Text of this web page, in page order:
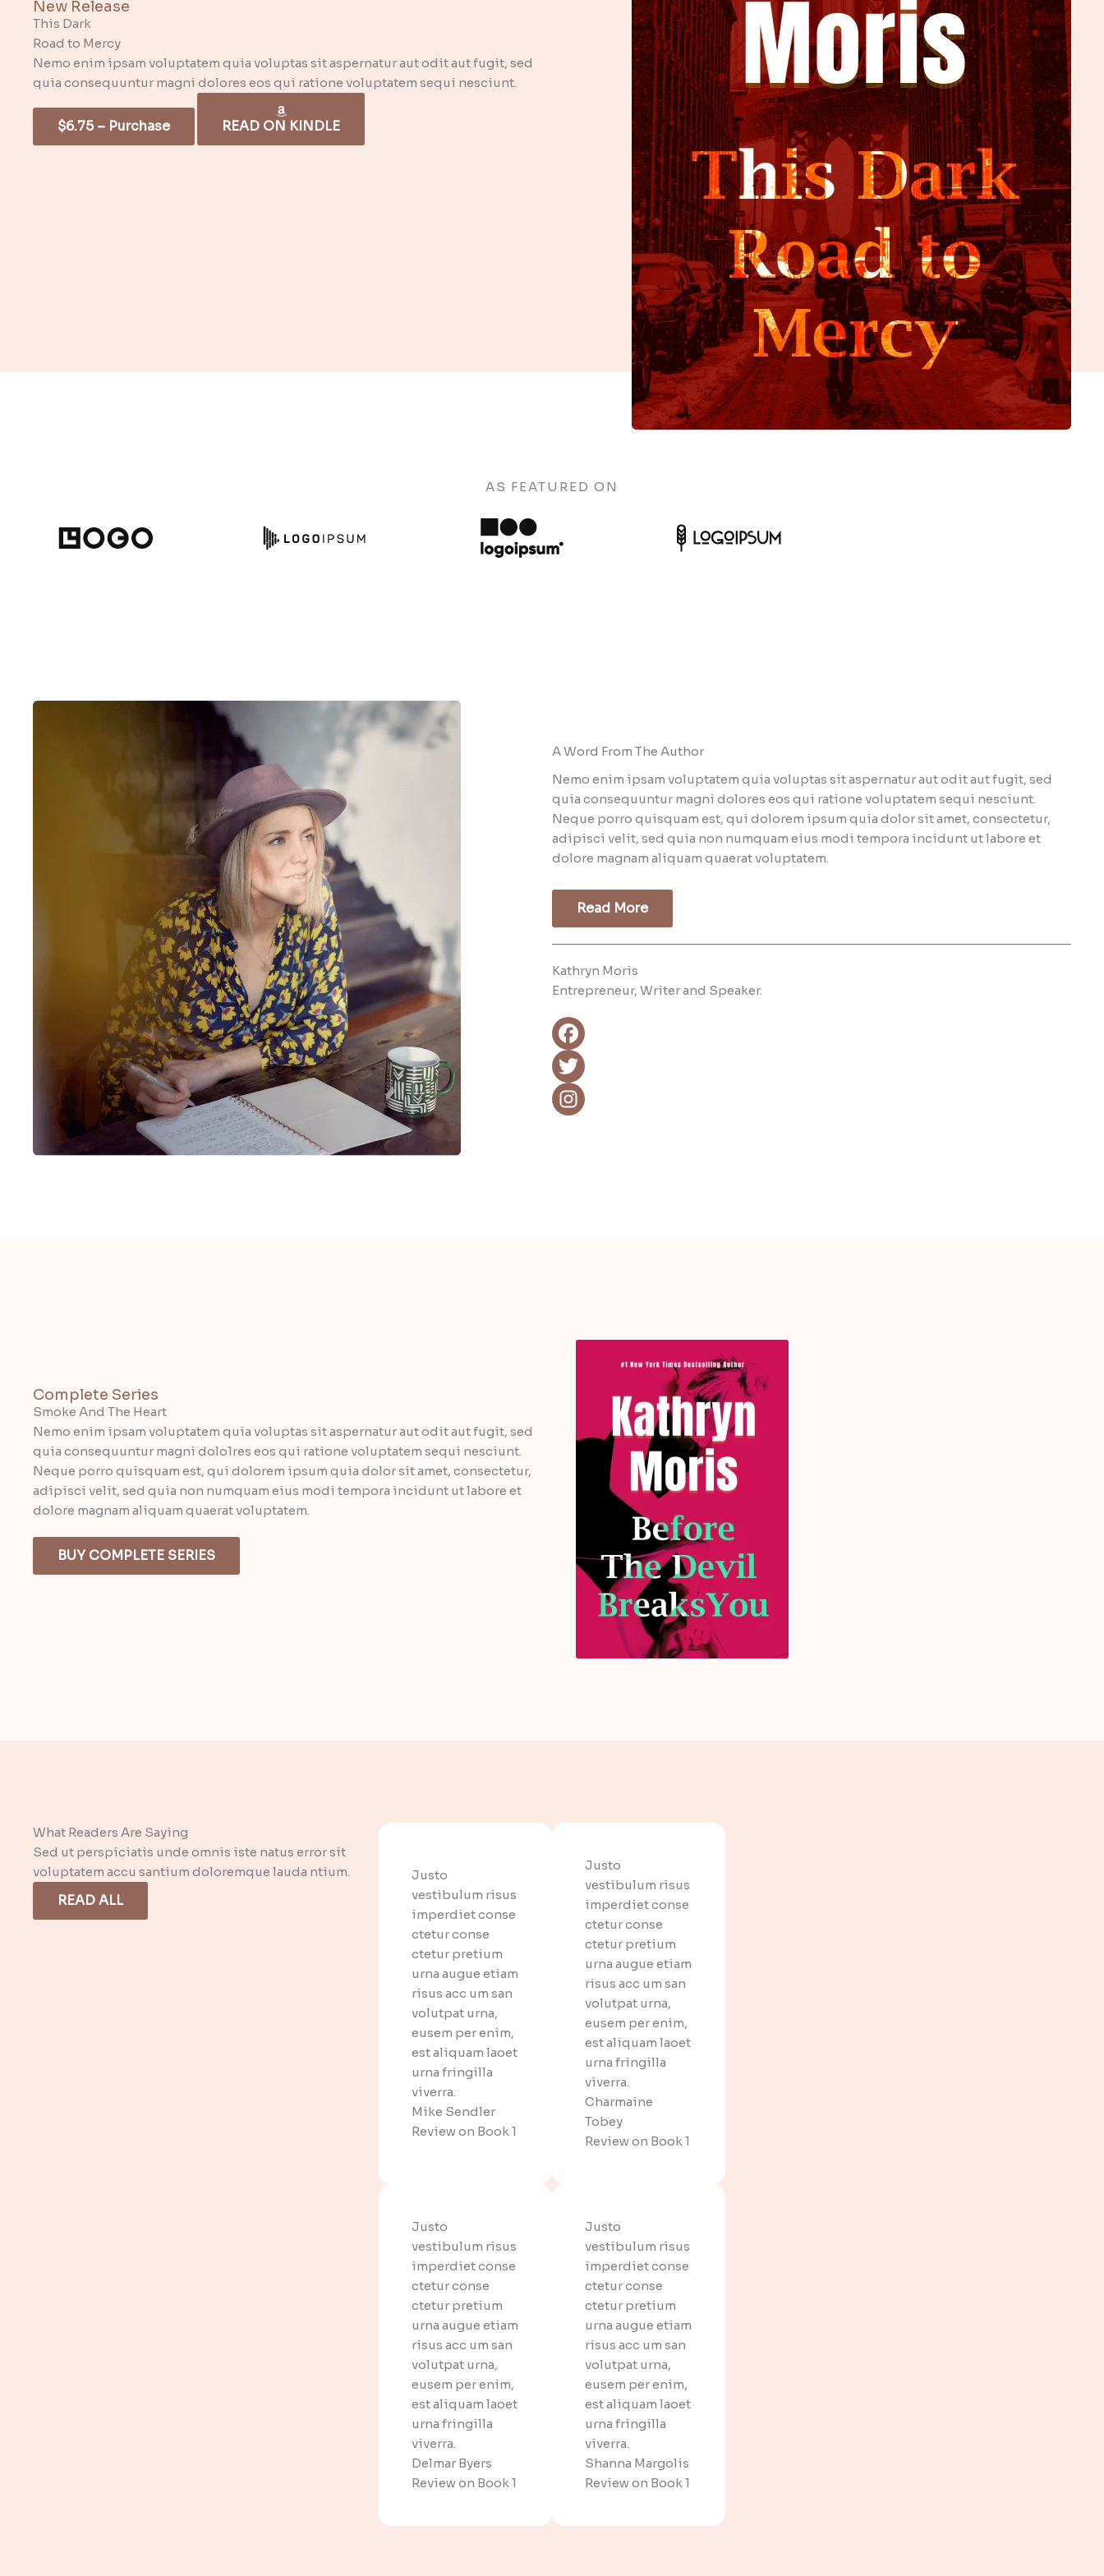
New Release
This Dark
Road to Mercy
Nemo enim ipsam voluptatem quia voluptas sit aspernatur aut odit aut fugit, sed
quia consequuntur magni dolores eos qui ratione voluptatem sequi nesciunt.
$6.75 – Purchase READ ON KINDLE
AS FEATURED ON
A Word From The Author
Nemo enim ipsam voluptatem quia voluptas sit aspernatur aut odit aut fugit, sed
quia consequuntur magni dolores eos qui ratione voluptatem sequi nesciunt.
Neque porro quisquam est, qui dolorem ipsum quia dolor sit amet, consectetur,
adipisci velit, sed quia non numquam eius modi tempora incidunt ut labore et
dolore magnam aliquam quaerat voluptatem.
Read More
Kathryn Moris
Entrepreneur, Writer and Speaker.​
Complete Series
Smoke And The Heart
Nemo enim ipsam voluptatem quia voluptas sit aspernatur aut odit aut fugit, sed
quia consequuntur magni dolo1res eos qui ratione voluptatem sequi nesciunt.
Neque porro quisquam est, qui dolorem ipsum quia dolor sit amet, consectetur,
adipisci velit, sed quia non numquam eius modi tempora incidunt ut labore et
dolore magnam aliquam quaerat voluptatem.
BUY COMPLETE SERIES
What Readers Are Saying
Sed ut perspiciatis unde omnis iste natus error sit
voluptatem accu santium doloremque lauda ntium.
READ ALL
Justo
vestibulum risus
imperdiet conse
ctetur conse
ctetur pretium
urna augue etiam
risus acc um san
volutpat urna,
eusem per enim,
est aliquam laoet
urna fringilla
viverra.
Mike Sendler​
Review on Book 1​
Justo
vestibulum risus
imperdiet conse
ctetur conse
ctetur pretium
urna augue etiam
risus acc um san
volutpat urna,
eusem per enim,
est aliquam laoet
urna fringilla
viverra.
Charmaine
Tobey​
Review on Book 1​
Justo
vestibulum risus
imperdiet conse
ctetur conse
ctetur pretium
urna augue etiam
risus acc um san
volutpat urna,
eusem per enim,
est aliquam laoet
urna fringilla
viverra.
Delmar Byers​
Review on Book 1​
Justo
vestibulum risus
imperdiet conse
ctetur conse
ctetur pretium
urna augue etiam
risus acc um san
volutpat urna,
eusem per enim,
est aliquam laoet
urna fringilla
viverra.
Shanna Margolis​
Review on Book 1​